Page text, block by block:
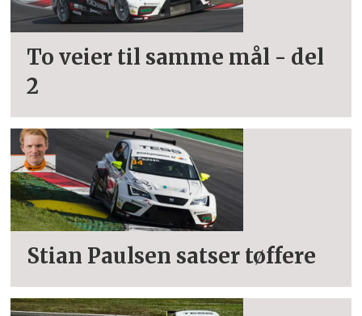
To veier til samme mål - del
2
Stian Paulsen satser tøffere